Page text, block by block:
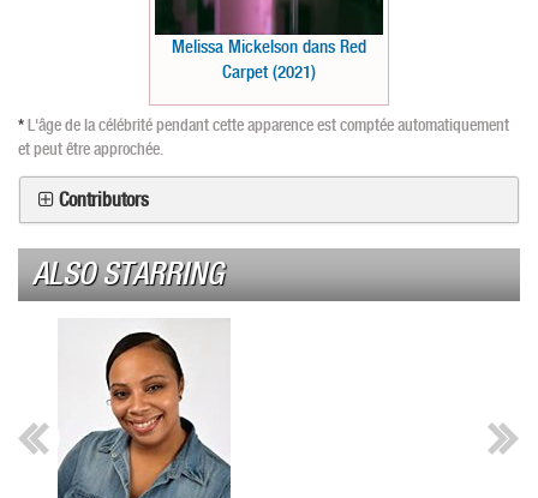
Melissa Mickelson dans Red
Carpet (2021)
*L'âge de la célébrité pendant cette apparence est comptée automatiquement
et peut être approchée.
Contributors
ALSO STARRING